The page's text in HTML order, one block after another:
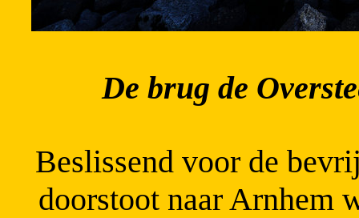
De brug de
Beslissend voor de
doorstoot naar Arnhem